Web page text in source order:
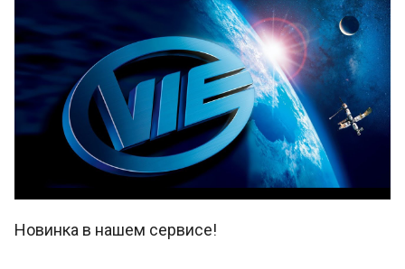
Новинка в нашем сервисе!